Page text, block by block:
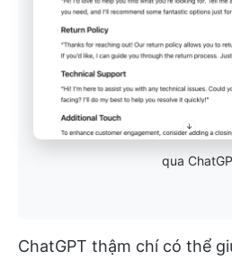
qua
ChatGPT thậm chí có thể